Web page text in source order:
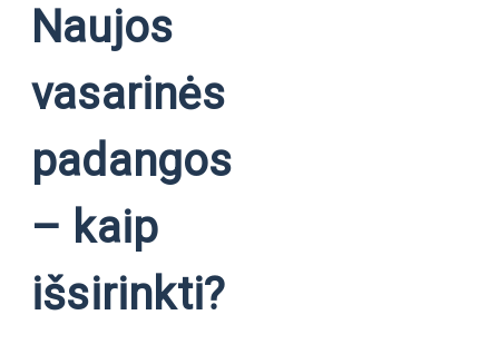
Naujos
vasarinės
padangos
– kaip
išsirinkti?